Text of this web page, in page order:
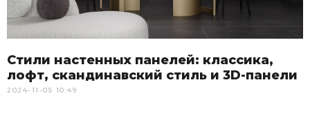
Стили настенных панелей: классика,
лофт, скандинавский стиль и 3D-панели
2024-11-05 10:49